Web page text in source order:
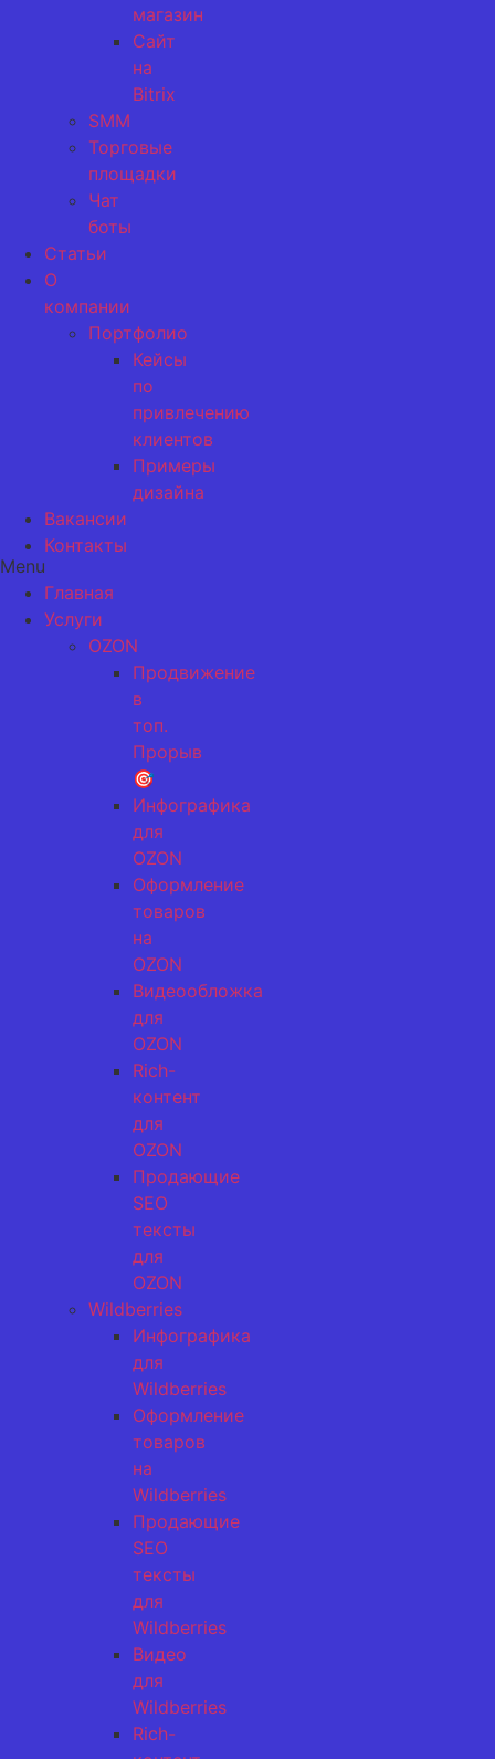
магазин
Сайт
на
Bitrix
SMM
Торговые
площадки
Чат
боты
Статьи
О
компании
Портфолио
Кейсы
по
привлечению
клиентов
Примеры
дизайна
Вакансии
Контакты
Menu
Главная
Услуги
OZON
Продвижение
в
топ.
Прорыв
🎯
Инфографика
для
OZON
Оформление
товаров
на
OZON
Видеообложка
для
OZON
Rich-
контент
для
OZON
Продающие
SEO
тексты
для
OZON
Wildberries
Инфографика
для
Wildberries
Оформление
товаров
на
Wildberries
Продающие
SEO
тексты
для
Wildberries
Видео
для
Wildberries
Rich-